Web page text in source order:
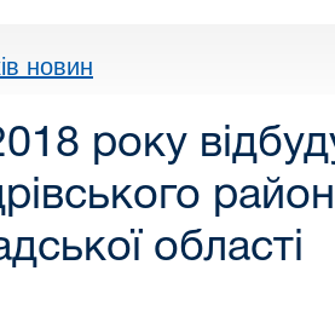
новин
року
області